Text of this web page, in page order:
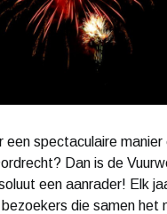
een spectaculaire manier
Dan is de
een aanrader! Elk
die samen het